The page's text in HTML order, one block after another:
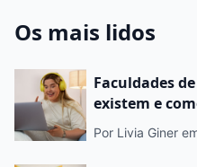
Os mais lidos
Faculdades
existem e
Por Livia Giner